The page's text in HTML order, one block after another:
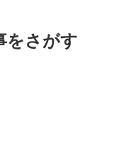
をさがす